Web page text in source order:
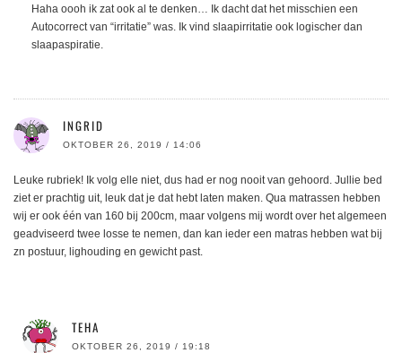
Haha oooh ik zat ook al te denken… Ik dacht dat het misschien een
Autocorrect van “irritatie” was. Ik vind slaapirritatie ook logischer dan
slaapaspiratie.
INGRID
OKTOBER 26, 2019 / 14:06
Leuke rubriek! Ik volg elle niet, dus had er nog nooit van gehoord. Jullie bed
ziet er prachtig uit, leuk dat je dat hebt laten maken. Qua matrassen hebben
wij er ook één van 160 bij 200cm, maar volgens mij wordt over het algemeen
geadviseerd twee losse te nemen, dan kan ieder een matras hebben wat bij
zn postuur, lighouding en gewicht past.
TEHA
OKTOBER 26, 2019 / 19:18